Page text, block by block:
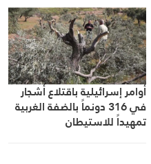
أوامر إسرائيلية باقتلاع أشجار
في 316 دونماً بالضفة الغربية
تمهيداً للاستيطان